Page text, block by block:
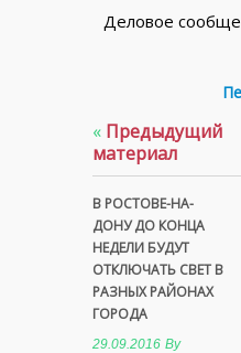
Деловое
« Предыдущий
материал
В РОСТОВЕ-НА-
ДОНУ ДО КОНЦА
НЕДЕЛИ БУДУТ
ОТКЛЮЧАТЬ СВЕТ В
РАЗНЫХ РАЙОНАХ
ГОРОДА
29.09.2016 By